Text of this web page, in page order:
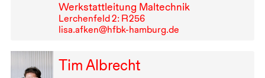
Werkstattleitung Maltechnik
Lerchenfeld 2: R⁠ ⁠256
lisa.afken@hfbk-hamburg.de
Tim Albrecht